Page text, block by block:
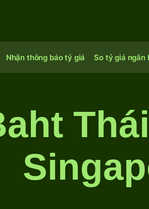
Nhận thông báo tỷ giá So tỷ giá ngân